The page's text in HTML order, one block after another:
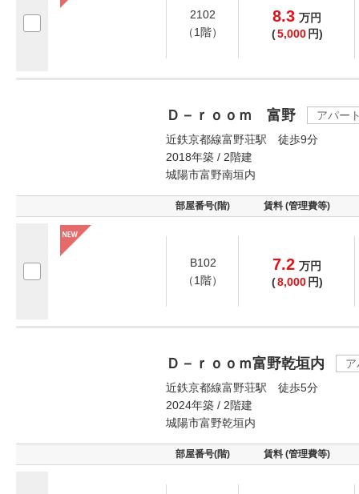
2102
（1階）
8.3 万円
(5,000 円)
Ｄ－ｒｏｏｍ 富野
アパー
近鉄京都線富野荘駅 徒歩9分
2018年築 / 2階建
城陽市富野南垣内
部屋番号(階) 賃料 (管理費等)
B102
（1階）
7.2 万円
(8,000 円)
Ｄ－ｒｏｏｍ富野乾垣内
近鉄京都線富野荘駅 徒歩5分
2024年築 / 2階建
城陽市富野乾垣内
部屋番号(階) 賃料 (管理費等)